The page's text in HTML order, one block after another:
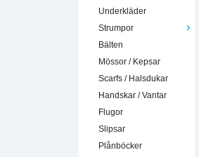
Underkläder
Strumpor
Bälten
Mössor / Kepsar
Scarfs / Halsdukar
Handskar / Vantar
Flugor
Slipsar
Plånböcker